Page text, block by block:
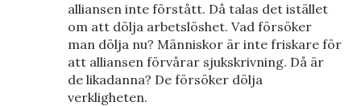
alliansen inte förstått. Då talas det istället
om att dölja arbetslöshet. Vad försöker
man dölja nu? Människor är inte friskare för
att alliansen förvårar sjukskrivning. Då är
de likadanna? De försöker dölja
verkligheten.